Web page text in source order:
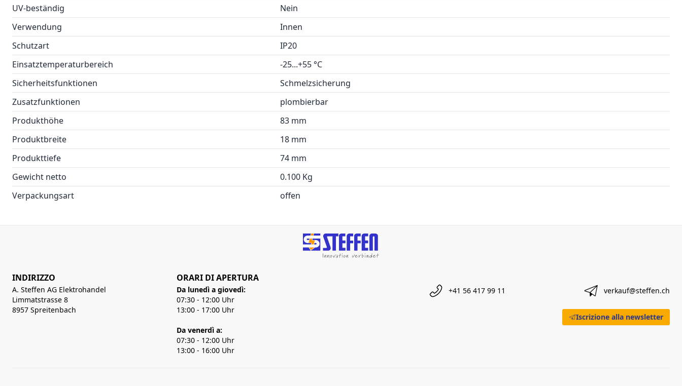
UV-beständig
Nein
Verwendung
Innen
Schutzart
IP20
Einsatztemperaturbereich
-25...+55 °C
Sicherheitsfunktionen
Schmelzsicherung
Zusatzfunktionen
plombierbar
Produkthöhe
83 mm
Produktbreite
18 mm
Produkttiefe
74 mm
Gewicht netto
0.100 Kg
Verpackungsart
offen
INDIRIZZO
A. Steffen AG Elektrohandel
Limmatstrasse 8
8957 Spreitenbach
ORARI DI APERTURA
Da lunedì a giovedì:
07:30 - 12:00 Uhr
13:00 - 17:00 Uhr
Da venerdì a:
07:30 - 12:00 Uhr
13:00 - 16:00 Uhr
+41 56 417 99 11 verkauf@steffen.ch
Iscrizione alla newsletter